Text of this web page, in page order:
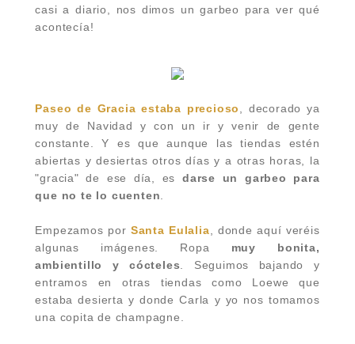
casi a diario, nos dimos un garbeo para ver qué
acontecía!
Paseo de Gracia estaba precioso
, decorado ya
muy de Navidad y con un ir y venir de gente
constante. Y es que aunque las tiendas estén
abiertas y desiertas otros días y a otras horas, la
"gracia" de ese día, es darse un garbeo para
que no te lo cuenten
Empezamos por Santa Eulalia , donde aquí veréis
algunas imágenes. Ropa muy bonita,
ambientillo y cócteles . Seguimos bajando y
entramos en otras tiendas como Loewe que
estaba desierta y donde Carla y yo nos tomamos
una copita de champagne.